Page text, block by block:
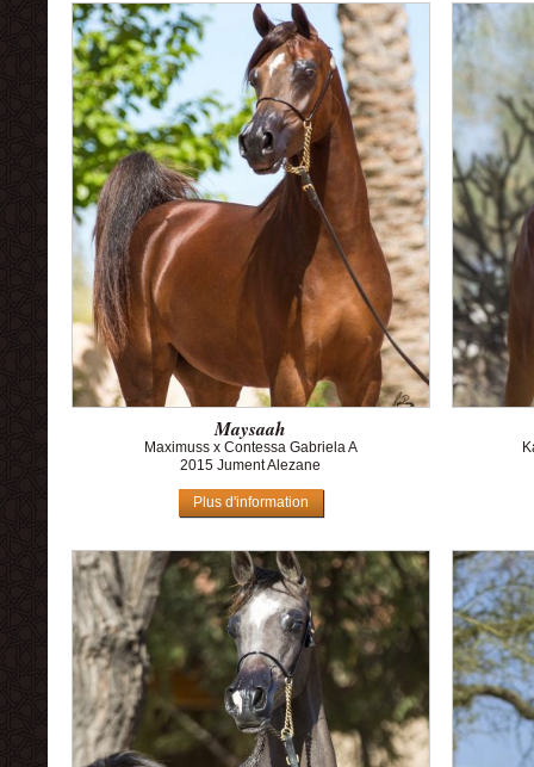
Maysaah
Maximuss x Contessa Gabriela A
2015 Jument Alezane
Plus d'information